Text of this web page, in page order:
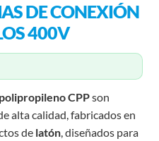
DE CONEXIÓN
400V
CPPson
alta calidad, fabricados en
de latón, diseñados para